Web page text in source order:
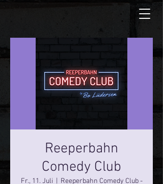
Reeperbahn
Comedy Club
Fr., 11. Juli
Reeperbahn Comedy Club -